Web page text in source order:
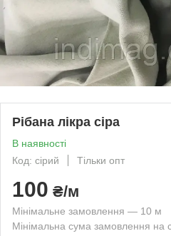
Рібана лікра сіра
В наявності
Код: сірий
Тільки опт
100 ₴/м
Мінімальне замовлення — 10 м
Мінімальна сума замовлення на